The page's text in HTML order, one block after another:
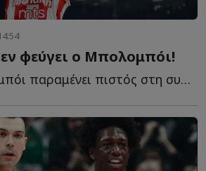
φεύγει ο Μπολομπόι!
Ο Τζόελ Μπολομπόι παραμένει πιστός στη συμφωνία του μ...